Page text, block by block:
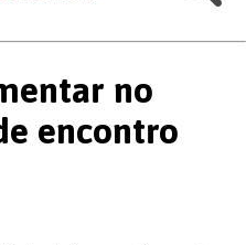
no
encontro